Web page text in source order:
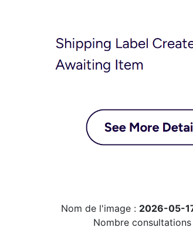
Nom de l'image : 2026-05-
Nombre consultations